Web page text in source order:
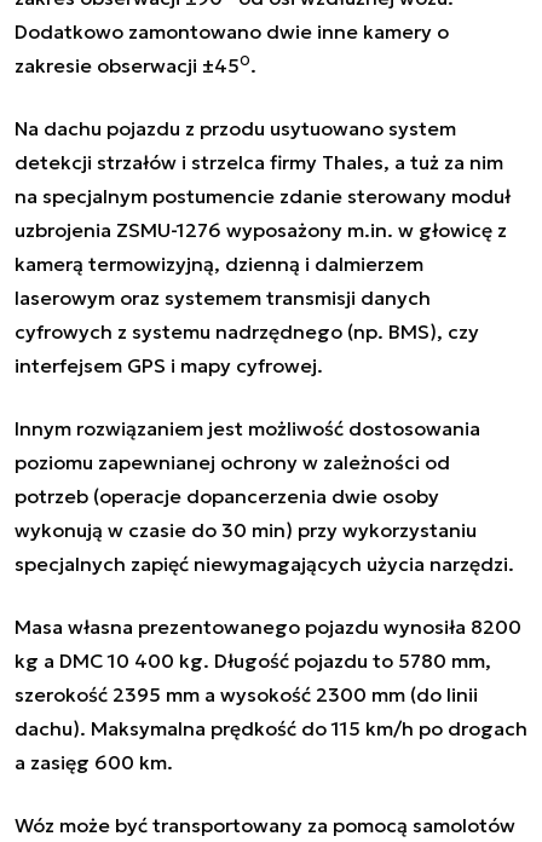
Dodatkowo zamontowano dwie inne kamery o
zakresie obserwacji ±450.
Na dachu pojazdu z przodu usytuowano system
detekcji strzałów i strzelca firmy Thales, a tuż za nim
na specjalnym postumencie zdanie sterowany moduł
uzbrojenia ZSMU-1276 wyposażony m.in. w głowicę z
kamerą termowizyjną, dzienną i dalmierzem
laserowym oraz systemem transmisji danych
cyfrowych z systemu nadrzędnego (np. BMS), czy
interfejsem GPS i mapy cyfrowej.
Innym rozwiązaniem jest możliwość dostosowania
poziomu zapewnianej ochrony w zależności od
potrzeb (operacje dopancerzenia dwie osoby
wykonują w czasie do 30 min) przy wykorzystaniu
specjalnych zapięć niewymagających użycia narzędzi.
Masa własna prezentowanego pojazdu wynosiła 8200
kg a DMC 10 400 kg. Długość pojazdu to 5780 mm,
szerokość 2395 mm a wysokość 2300 mm (do linii
dachu). Maksymalna prędkość do 115 km/h po drogach
a zasięg 600 km.
Wóz może być transportowany za pomocą samolotów